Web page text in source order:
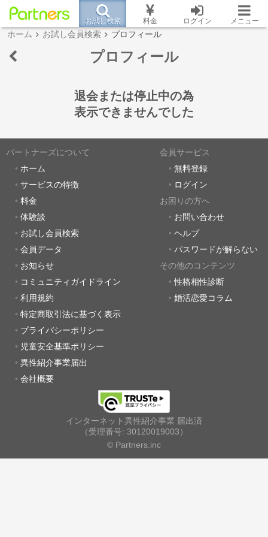
お試し検索 料金 ログイン メニュー
ホーム お試し会員検索 プロフィール
プロフィール
退会または停止中の為
表示できませんでした
パートナーズについて
ホーム
サービスの特徴
料金
体験談
お試し会員検索
会員データ
お知らせ
コミュニティガイドライン
利用規約
特定商取引法に基づく表示
プライバシーポリシー
児童安全基準ポリシー
異性紹介事業届出
会社概要
会員サービス
無料登録
ログイン
お困りの方へ
お問い合わせ
ヘルプ
パスワードが解らない
その他のコンテンツ
性格相性診断
婚活恋愛コラム
インターネット異性紹介事業 届出済
（受理番号: 30120019003）
© Partners.inc